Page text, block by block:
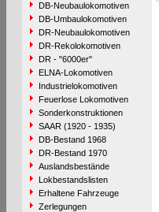
DB-Neubaulokomotiven
DB-Umbaulokomotiven
DR-Neubaulokomotiven
DR-Rekolokomotiven
DR - "6000er"
ELNA-Lokomotiven
Industrielokomotiven
Feuerlose Lokomotiven
Sonderkonstruktionen
SAAR (1920 - 1935)
DB-Bestand 1968
DR-Bestand 1970
Auslandsbestände
Lokbestandslisten
Erhaltene Fahrzeuge
Zerlegungen